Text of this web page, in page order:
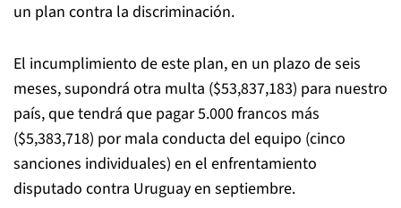
un plan contra la discriminación.
El incumplimiento de este plan, en un plazo de seis
meses, supondrá otra multa ($53,837,183) para nuestro
país, que tendrá que pagar 5.000 francos más
($5,383,718) por mala conducta del equipo (cinco
sanciones individuales) en el enfrentamiento
disputado contra Uruguay en septiembre.